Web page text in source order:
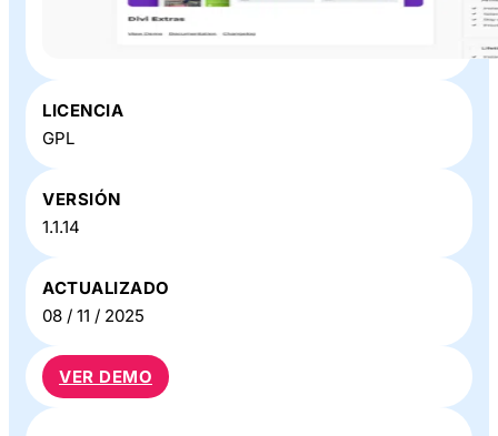
LICENCIA
GPL
VERSIÓN
1.1.14
ACTUALIZADO
08 / 11 / 2025
VER DEMO